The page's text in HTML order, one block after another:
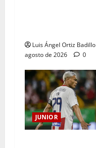
Luis Ángel Ortiz Badillo
agosto de 2026
0
JUNIOR